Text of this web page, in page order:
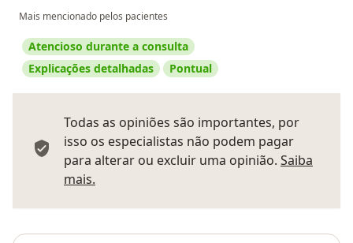
Mais mencionado pelos pacientes
Atencioso durante a consulta
Explicações detalhadas
Pontual
Todas as opiniões são importantes, por
isso os especialistas não podem pagar
para alterar ou excluir uma opinião. Saiba
mais.